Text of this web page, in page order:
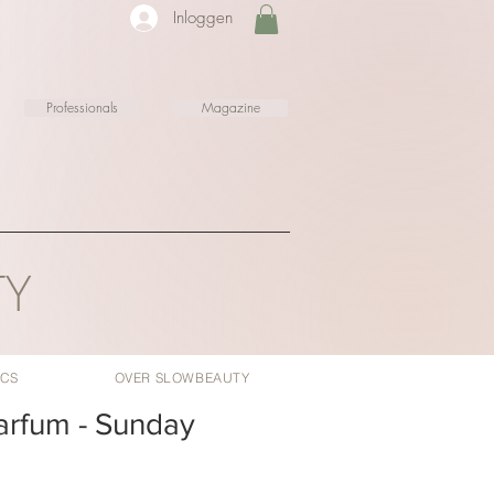
Inloggen
Professionals Magazine
OVER SLOWBEAUTY
- Sunday